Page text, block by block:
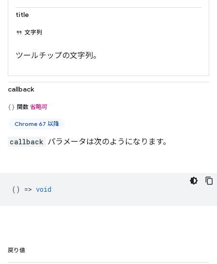
title
文字列
ツールチップの文字列。
callback
関数 省略可
Chrome 67 以降
callback パラメータは次のようになります。
() => void
戻り値